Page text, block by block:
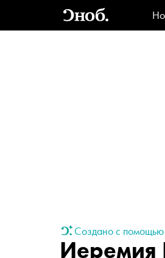
Создано с помощью
Иеремия